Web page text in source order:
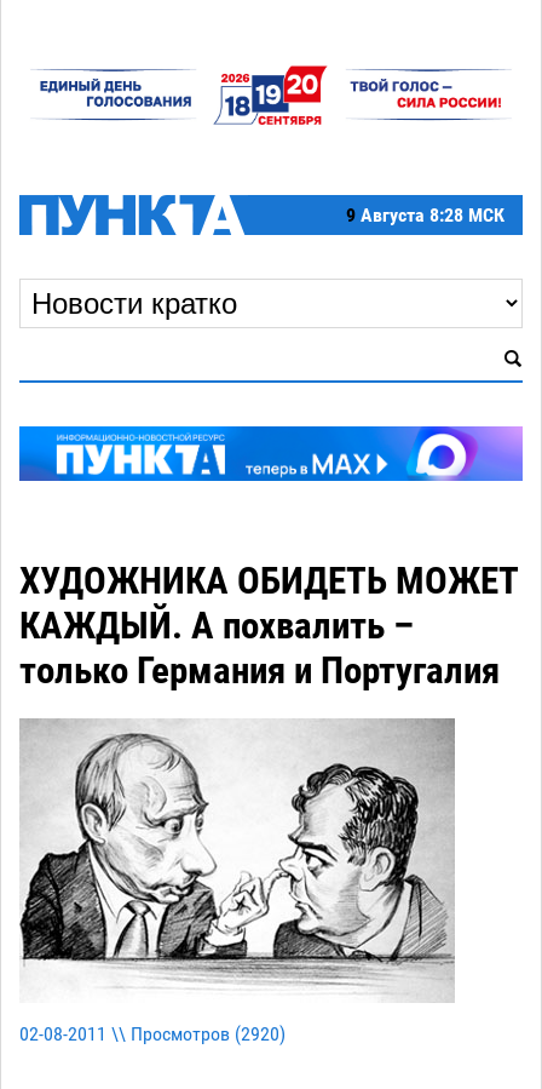
9 Августа 8:28 МСК
ХУДОЖНИКА ОБИДЕТЬ МОЖЕТ
КАЖДЫЙ. А похвалить –
только Германия и Португалия
02-08-2011 \\ Просмотров (2920)